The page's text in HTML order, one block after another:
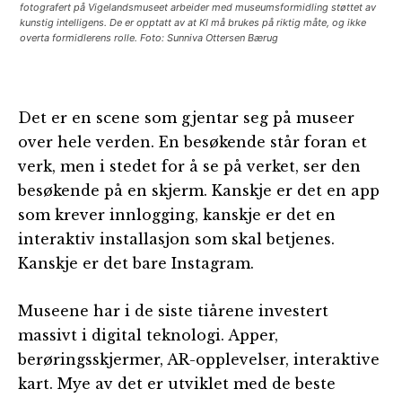
fotografert på Vigelandsmuseet arbeider med museumsformidling støttet av
kunstig intelligens. De er opptatt av at KI må brukes på riktig måte, og ikke
overta formidlerens rolle. Foto: Sunniva Ottersen Bærug
Det er en scene som gjentar seg på museer
over hele verden. En besøkende står foran et
verk, men i stedet for å se på verket, ser den
besøkende på en skjerm. Kanskje er det en app
som krever innlogging, kanskje er det en
interaktiv installasjon som skal betjenes.
Kanskje er det bare Instagram.
Museene har i de siste tiårene investert
massivt i digital teknologi. Apper,
berøringsskjermer, AR-opplevelser, interaktive
kart. Mye av det er utviklet med de beste